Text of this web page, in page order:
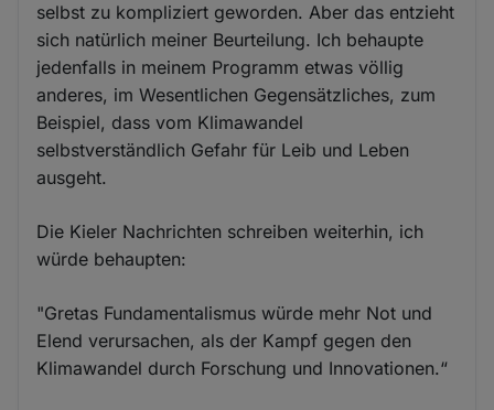
selbst zu kompliziert geworden. Aber das entzieht
sich natürlich meiner Beurteilung. Ich behaupte
jedenfalls in meinem Programm etwas völlig
anderes, im Wesentlichen Gegensätzliches, zum
Beispiel, dass vom Klimawandel
selbstverständlich Gefahr für Leib und Leben
ausgeht.
Die Kieler Nachrichten schreiben weiterhin, ich
würde behaupten:
"Gretas Fundamentalismus würde mehr Not und
Elend verursachen, als der Kampf gegen den
Klimawandel durch Forschung und Innovationen.“